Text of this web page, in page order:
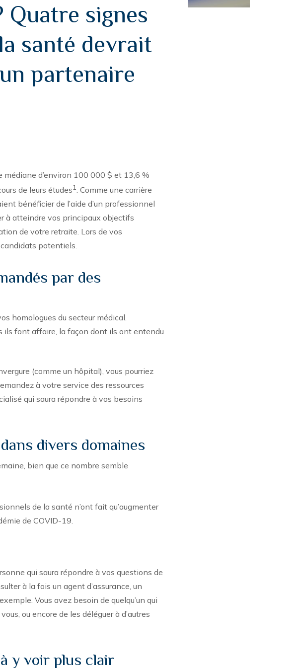
Quatre signes
santé devrait
partenaire
d’environ 100 000 $ et 13,6 %
de leurs études1. Comme une carrière
bénéficier de l’aide d’un professionnel
à atteindre vos principaux objectifs
de votre retraite. Lors de vos
potentiels.
par des
homologues du secteur médical.
ils font affaire, la façon dont ils ont entendu
(comme un hôpital), vous pourriez
à votre service des ressources
qui saura répondre à vos besoins
divers domaines
bien que ce nombre semble
de la santé n’ont fait qu’augmenter
de COVID-19.
qui saura répondre à vos questions de
à la fois un agent d’assurance, un
Vous avez besoin de quelqu’un qui
ou encore de les déléguer à d’autres
y voir plus clair